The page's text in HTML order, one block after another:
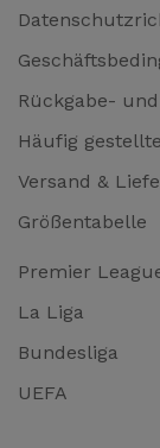
Rückgabe-
Häufig
Versand &
Größentabelle
Premier
La Liga
Bundesliga
UEFA